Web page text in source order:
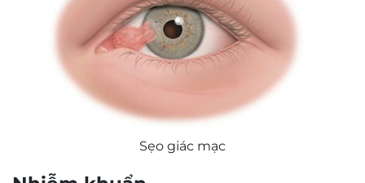
Sẹo giác mạc